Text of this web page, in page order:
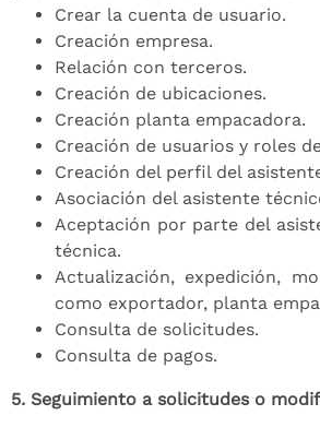
Crear la cuenta de usuario.
Creación empresa.
Relación con terceros.
Creación de ubicaciones.
Creación planta empacadora.
Creación de usuarios y roles
Creación del perfil del
Asociación del asistente
Aceptación por parte del
técnica.
Actualización, expedición,
como exportador, planta
Consulta de solicitudes.
Consulta de pagos.
5. Seguimiento a solicitudes o